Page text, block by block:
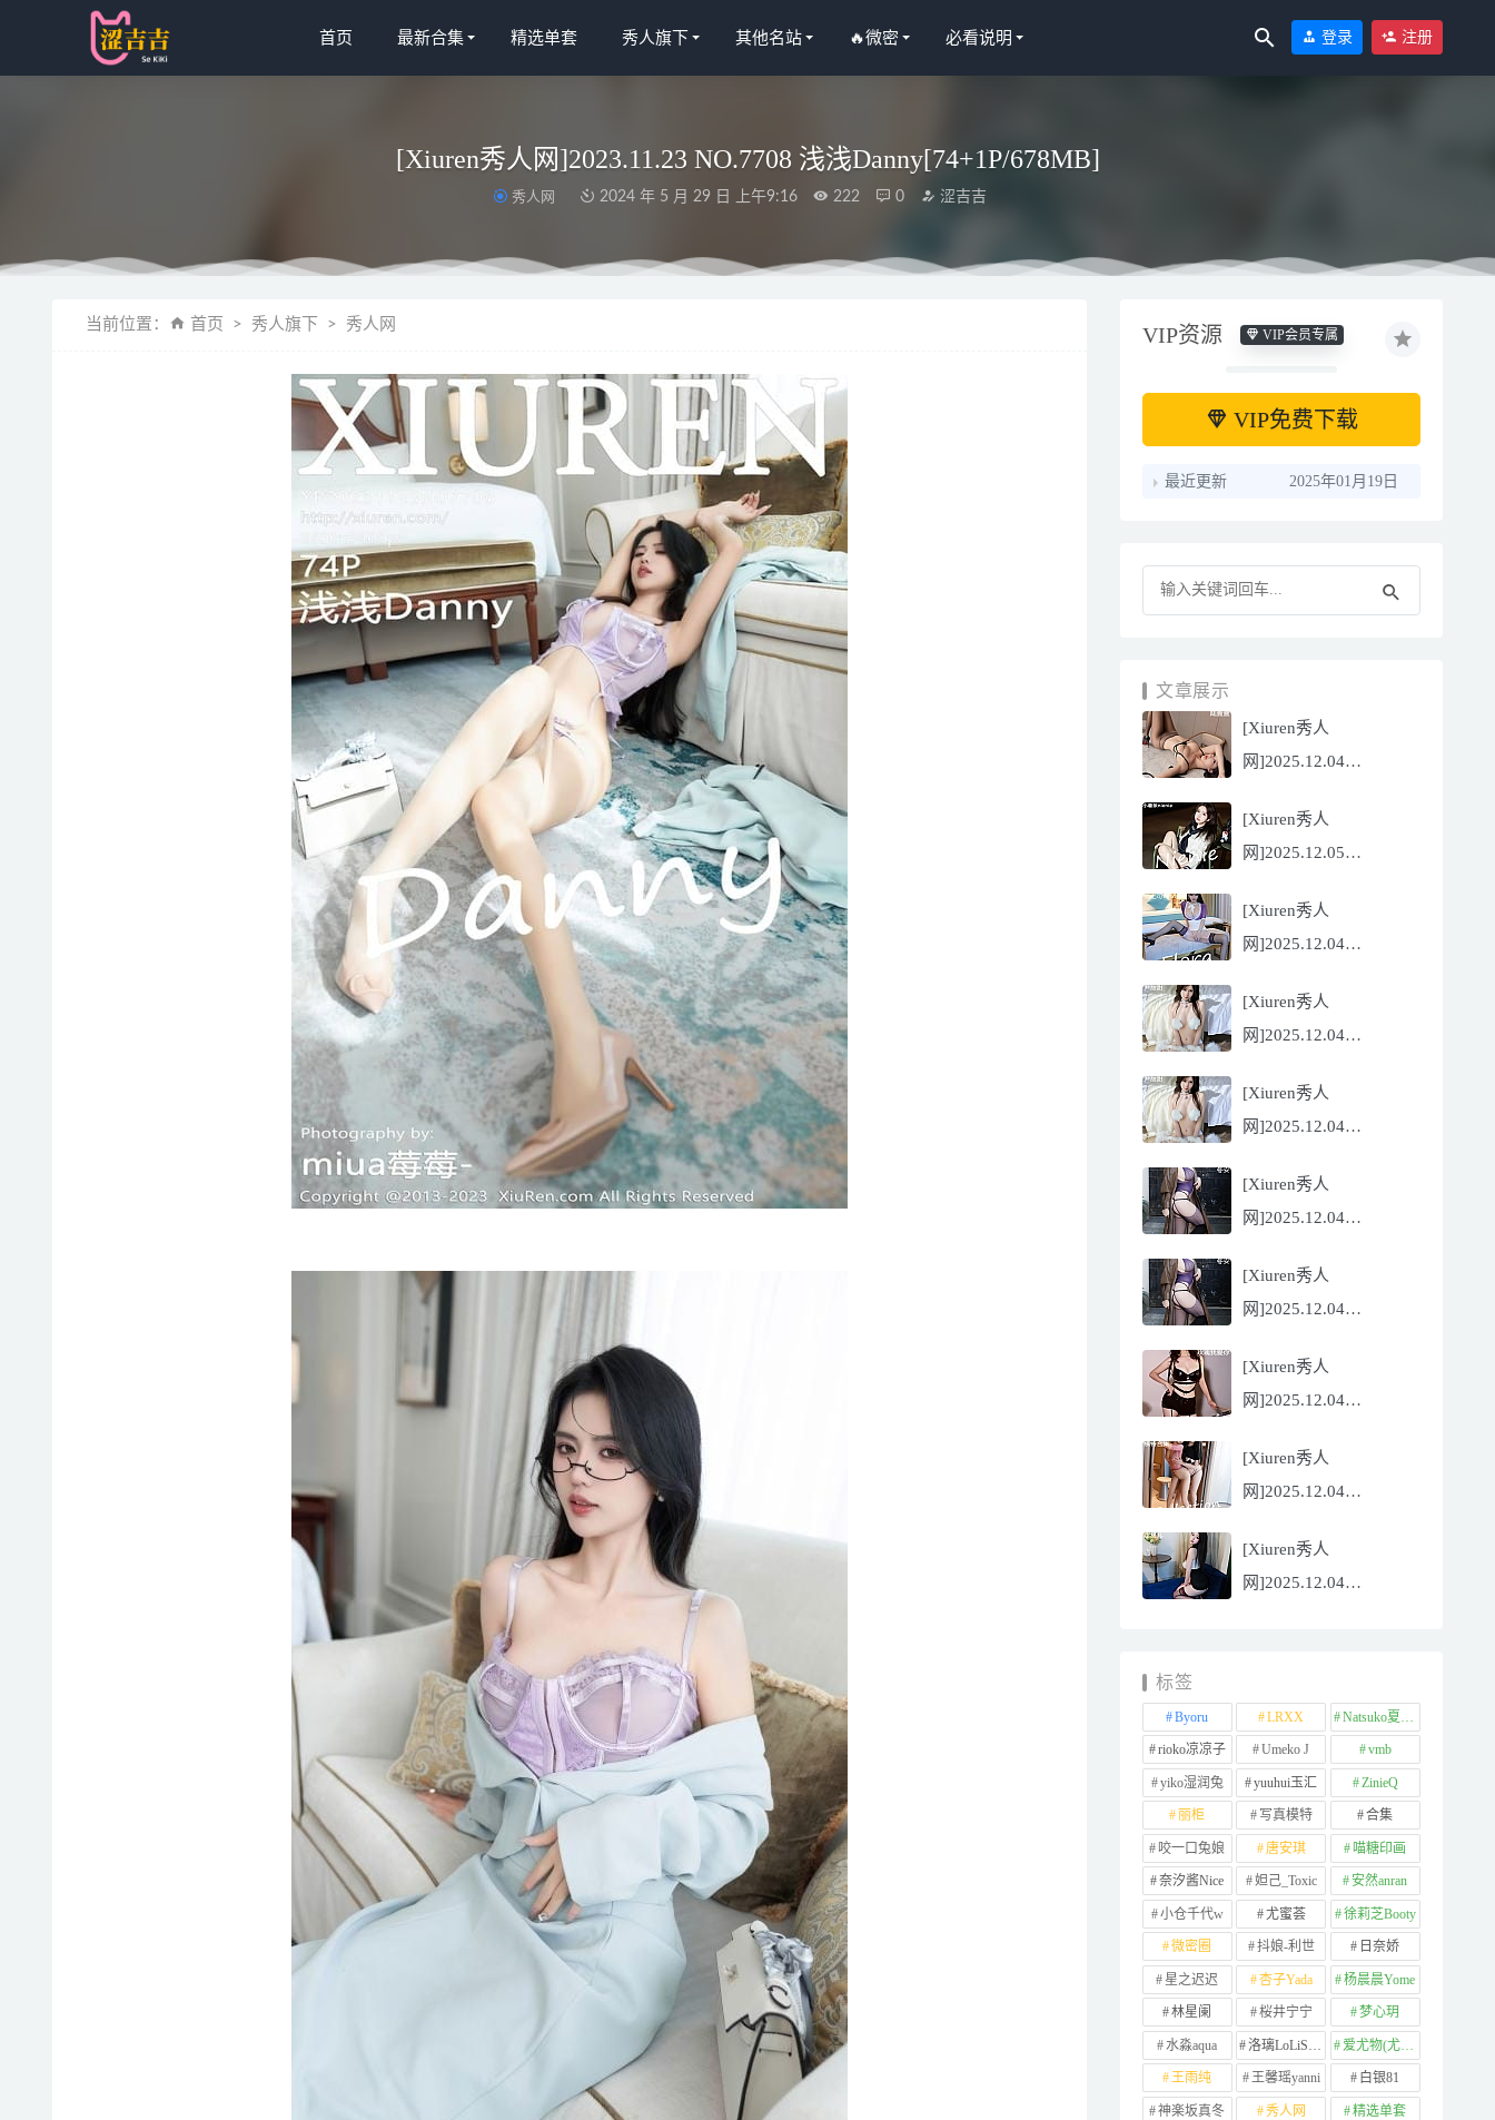
首页 最新合集 精选单套 秀人旗下 其他名站 🔥微密 必看说明 登录 注册
[Xiuren秀人网]2023.11.23 NO.7708 浅浅Danny[74+1P/678MB]
秀人网 2024 年 5 月 29 日 上午9:16 222 0 涩吉吉
当前位置： 首页 秀人旗下 秀人网 VIP资源 VIP会员专属
VIP免费下载
最近更新 2025年01月19日
文章展示
[Xiuren秀人
网]2025.12.04
[81P/751.43MB]
[Xiuren秀人
网]2025.12.05
nienie[60P/642.39MB]
[Xiuren秀人
网]2025.12.04
Flora[81P/832.27MB]
[Xiuren秀人
网]2025.12.04
[56P/602.69MB]
[Xiuren秀人
网]2025.12.04
[56P/602.69MB]
[Xiuren秀人
网]2025.12.04
[71P/960.78MB]
[Xiuren秀人
网]2025.12.04
[71P/960.78MB]
[Xiuren秀人
网]2025.12.04
[86P/762.32MB]
[Xiuren秀人
网]2025.12.04
Well11[67P/745.99MB]
[Xiuren秀人
网]2025.12.04
标签
Byoru LRXX Natsuko夏夏子
rioko凉凉子 Umeko J vmb
yiko湿润兔 yuuhui玉汇 ZinieQ
丽柜 写真模特 合集
咬一口兔娘 唐安琪 喵糖印画
奈汐酱Nice 妲己_Toxic 安然anran
小仓千代w 尤蜜荟 徐莉芝Booty
微密圈 抖娘-利世 日奈娇
星之迟迟 杏子Yada 杨晨晨Yome
林星阑 桜井宁宁 梦心玥
水淼aqua 洛璃LoLiSAMA 爱尤物(尤果网)
王雨纯 王馨瑶yanni 白银81
神楽坂真冬 秀人网 精选单套
[Xiuren秀人网]2025.02.14 NO.9882 美少女@[55+1P/501MB]
奈汐酱nice – BNO.21 姐姐2.0 [66P-179MB] 2025-12-04
小羊弹弹 – 微密圈/岛遇等写真&视频合集【持续更新中】